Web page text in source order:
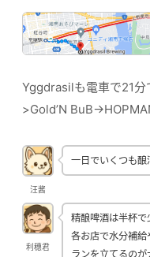
Yggdrasilも電車で21
>Gold’N BuB-
汪酱
一日でいくつも酿
利穗君
精酿啤酒は半杯で
各お店で水分補
ランを立てるの